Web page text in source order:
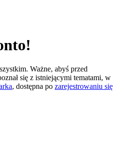
Ważne, abyś przed
się z istniejącymi tematami, w
, dostępna po zarejestrowaniu się